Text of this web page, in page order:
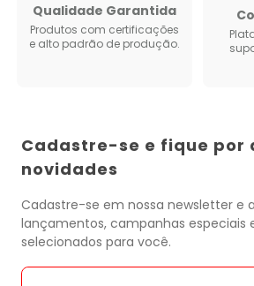
Qualidade Garantida
Produtos com certificações
e alto padrão de produção.
Cadastre-se e fique por
novidades
Cadastre-se em nossa newsletter e
lançamentos, campanhas especiais
selecionados para você.